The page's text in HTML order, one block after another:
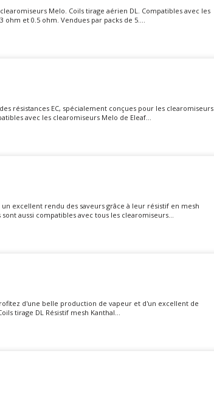
Melo. Coils tirage aérien DL. Compatibles avec les
et 0.5 ohm. Vendues par packs de 5....
résistances EC, spécialement conçues pour les clearomiseurs
avec les clearomiseurs Melo de Eleaf...
excellent rendu des saveurs grâce à leur résistif en mesh
aussi compatibles avec tous les clearomiseurs...
d'une belle production de vapeur et d'un excellent de
tirage DL Résistif mesh Kanthal...